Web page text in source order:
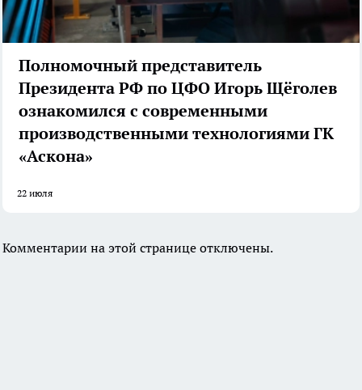
Полномочный представитель
Президента РФ по ЦФО Игорь Щёголев
ознакомился с современными
производственными технологиями ГК
«Аскона»
22 июля
Комментарии на этой странице отключены.